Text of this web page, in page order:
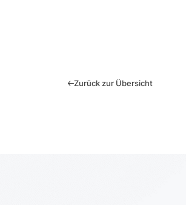
Zurück zur Übersicht